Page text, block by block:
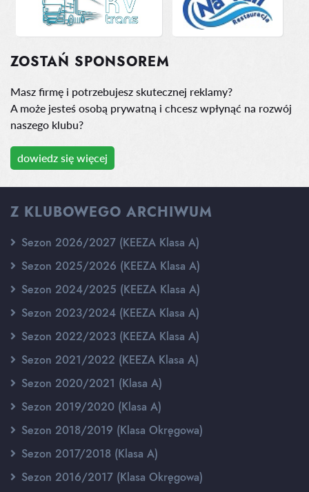
ZOSTAŃ SPONSOREM
Masz firmę i potrzebujesz skutecznej reklamy?
A może jesteś osobą prywatną i chcesz wpłynąć na rozwój
naszego klubu?
dowiedz się więcej
Z KLUBOWEGO ARCHIWUM
Sezon 2026/2027 (KEEZA Klasa A)
Sezon 2025/2026 (KEEZA Klasa A)
Sezon 2024/2025 (KEEZA Klasa A)
Sezon 2023/2024 (KEEZA Klasa A)
Sezon 2022/2023 (KEEZA Klasa A)
Sezon 2021/2022 (KEEZA Klasa A)
Sezon 2020/2021 (Klasa A)
Sezon 2019/2020 (Klasa A)
Sezon 2018/2019 (Klasa Okręgowa)
Sezon 2017/2018 (Klasa A)
Sezon 2016/2017 (Klasa Okręgowa)